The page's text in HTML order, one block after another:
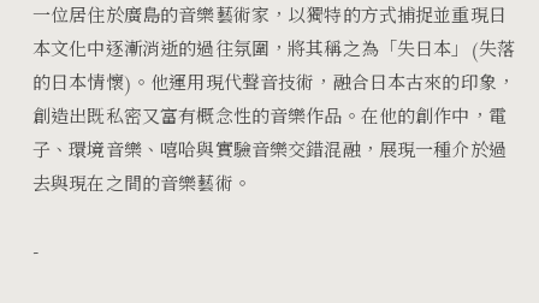
一位居住於廣島的音樂藝術家，以獨特的方式捕捉並重現日
本文化中逐漸消逝的過往氛圍，將其稱之為「失日本」(失落
的日本情懷)。他運用現代聲音技術，融合日本古來的印象，
創造出既私密又富有概念性的音樂作品。在他的創作中，電
子、環境音樂、嘻哈與實驗音樂交錯混融，展現一種介於過
去與現在之間的音樂藝術。
-